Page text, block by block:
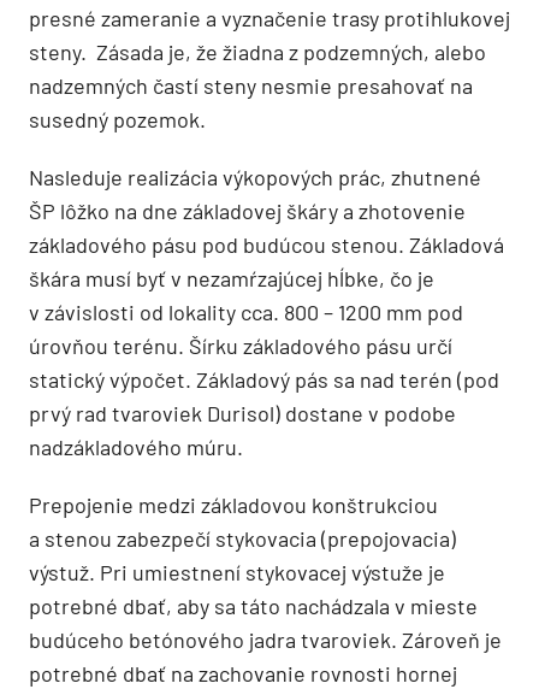
presné zameranie a vyznačenie trasy protihlukovej
steny. Zásada je, že žiadna z podzemných, alebo
nadzemných častí steny nesmie presahovať na
susedný pozemok.
Nasleduje realizácia výkopových prác, zhutnené
ŠP lôžko na dne základovej škáry a zhotovenie
základového pásu pod budúcou stenou. Základová
škára musí byť v nezamŕzajúcej hĺbke, čo je
v závislosti od lokality cca. 800 – 1200 mm pod
úrovňou terénu. Šírku základového pásu určí
statický výpočet. Základový pás sa nad terén (pod
prvý rad tvaroviek Durisol) dostane v podobe
nadzákladového múru.
Prepojenie medzi základovou konštrukciou
a stenou zabezpečí stykovacia (prepojovacia)
výstuž. Pri umiestnení stykovacej výstuže je
potrebné dbať, aby sa táto nachádzala v mieste
budúceho betónového jadra tvaroviek. Zároveň je
potrebné dbať na zachovanie rovnosti hornej